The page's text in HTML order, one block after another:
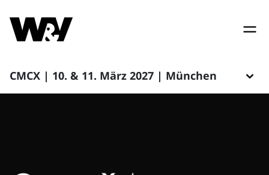
CMCX | 10. & 11. März 2027 | München